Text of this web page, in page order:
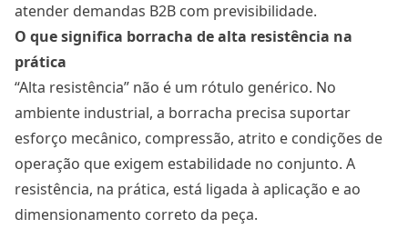
atender demandas B2B com previsibilidade.
O que significa borracha de alta resistência na
prática
“Alta resistência” não é um rótulo genérico. No
ambiente industrial, a borracha precisa suportar
esforço mecânico, compressão, atrito e condições de
operação que exigem estabilidade no conjunto. A
resistência, na prática, está ligada à aplicação e ao
dimensionamento correto da peça.